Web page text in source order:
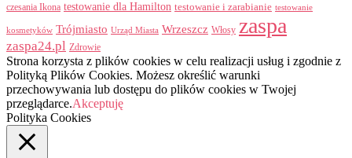
czesania Ikona testowanie dla Hamilton testowanie i zarabianie testowanie
kosmetyków Trójmiasto Urząd Miasta Wrzeszcz Włosy zaspa
zaspa24.pl Zdrowie
Strona korzysta z plików cookies w celu realizacji usług i zgodnie z
Polityką Plików Cookies. Możesz określić warunki
przechowywania lub dostępu do plików cookies w Twojej
przeglądarce.Akceptuję
Polityka Cookies